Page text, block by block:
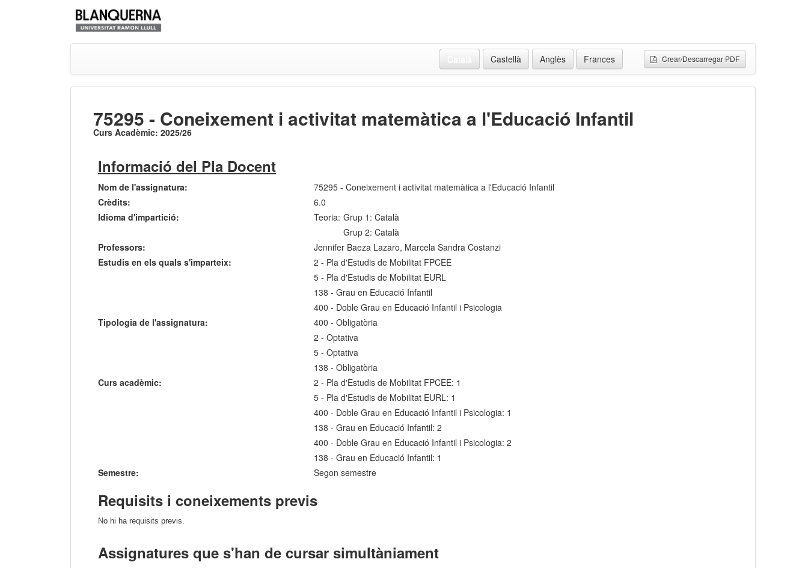
Crear/Descarregar PDF
Castellà Anglès Frances
75295 - Coneixement i activitat matemàtica a l'Educació Infantil
Curs Acadèmic: 2025/26
Informació del Pla Docent
Nom de l'assignatura:
75295 - Coneixement i activitat matemàtica a l'Educació Infantil
Crèdits:
6.0
Idioma d'impartició:
Teoria: Grup 1: Català
Grup 2: Català
Professors:
Jennifer Baeza Lazaro, Marcela Sandra Costanzi
Estudis en els quals s'imparteix:
2 - Pla d'Estudis de Mobilitat FPCEE
5 - Pla d'Estudis de Mobilitat EURL
138 - Grau en Educació Infantil
400 - Doble Grau en Educació Infantil i Psicologia
Tipologia de l'assignatura:
400 - Obligatòria
2 - Optativa
5 - Optativa
138 - Obligatòria
Curs acadèmic:
2 - Pla d'Estudis de Mobilitat FPCEE: 1
5 - Pla d'Estudis de Mobilitat EURL: 1
400 - Doble Grau en Educació Infantil i Psicologia: 1
138 - Grau en Educació Infantil: 2
400 - Doble Grau en Educació Infantil i Psicologia: 2
138 - Grau en Educació Infantil: 1
Semestre:
Segon semestre
Requisits i coneixements previs
No hi ha requisits previs.
Assignatures que s'han de cursar simultàniament